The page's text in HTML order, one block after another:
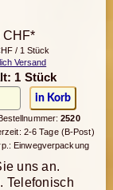
CHF*
/ 1 Stück
Versand
1 Stück
2520
2-6 Tage (B-Post)
Einwegverpackung
uns an.
Telefonisch